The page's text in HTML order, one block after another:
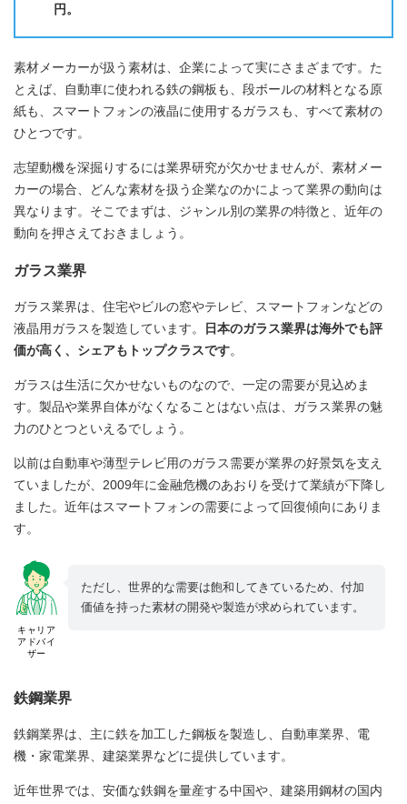
円。
素材メーカーが扱う素材は、企業によって実にさまざまです。た
とえば、自動車に使われる鉄の鋼板も、段ボールの材料となる原
紙も、スマートフォンの液晶に使用するガラスも、すべて素材の
ひとつです。
志望動機を深掘りするには業界研究が欠かせませんが、素材メー
カーの場合、どんな素材を扱う企業なのかによって業界の動向は
異なります。そこでまずは、ジャンル別の業界の特徴と、近年の
動向を押さえておきましょう。
ガラス業界
ガラス業界は、住宅やビルの窓やテレビ、スマートフォンなどの
液晶用ガラスを製造しています。
日本のガラス業界は海外でも評
価が高く、シェアもトップクラスです。
ガラスは生活に欠かせないものなので、一定の需要が見込めま
す。製品や業界自体がなくなることはない点は、ガラス業界の魅
力のひとつといえるでしょう。
以前は自動車や薄型テレビ用のガラス需要が業界の好景気を支え
ていましたが、2009年に金融危機のあおりを受けて業績が下降し
ました。近年はスマートフォンの需要によって回復傾向にありま
す。
キャリア
アドバイ
ザー
ただし、世界的な需要は飽和してきているため、付加
価値を持った素材の開発や製造が求められています。
鉄鋼業界
鉄鋼業界は、主に鉄を加工した鋼板を製造し、自動車業界、電
機・家電業界、建築業界などに提供しています。
近年世界では、安価な鉄鋼を量産する中国や、建築用鋼材の国内